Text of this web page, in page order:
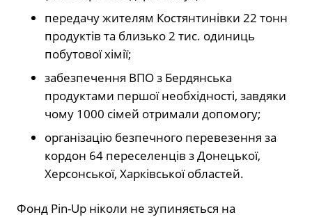
передачу жителям Костянтинівки 22 тонн
продуктів та близько 2 тис. одиниць
побутової хімії;
забезпечення ВПО з Бердянська
продуктами першої необхідності, завдяки
чому 1000 сімей отримали допомогу;
організацію безпечного перевезення за
кордон 64 переселенців з Донецької,
Херсонської, Харківської областей.
Фонд Pin-Up ніколи не зупиняється на